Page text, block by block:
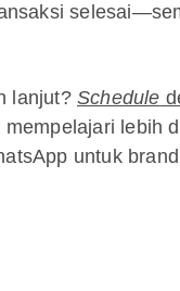
lanjut? Schedule
lebih
untuk